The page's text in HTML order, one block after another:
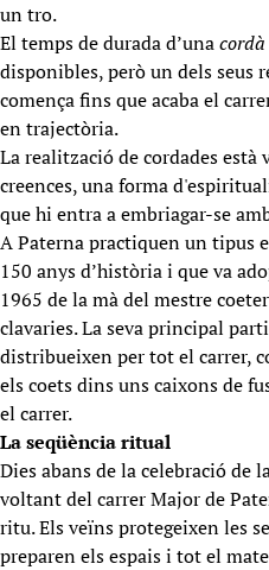
un tro.
El temps de durada d’unacordà
disponibles, però un dels seus
comença fins que acaba el
en trajectòria.
La realització de cordades
creences, una forma
que hi entra a embriagar-se
A Paterna practiquen un tipus
150 anys d’història i que va
1965 de la mà del mestre
clavaries. La seva principal
distribueixen per tot el carrer,
els coets dins uns caixons de
el carrer.
La seqüència ritual
Dies abans de la celebració de
voltant del carrer Major de
ritu. Els veïns protegeixen les
preparen els espais i tot el